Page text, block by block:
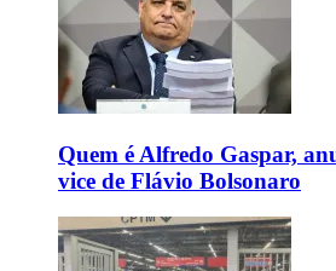
Quem é Alfredo Gaspar,
vice de Flávio Bolsonaro